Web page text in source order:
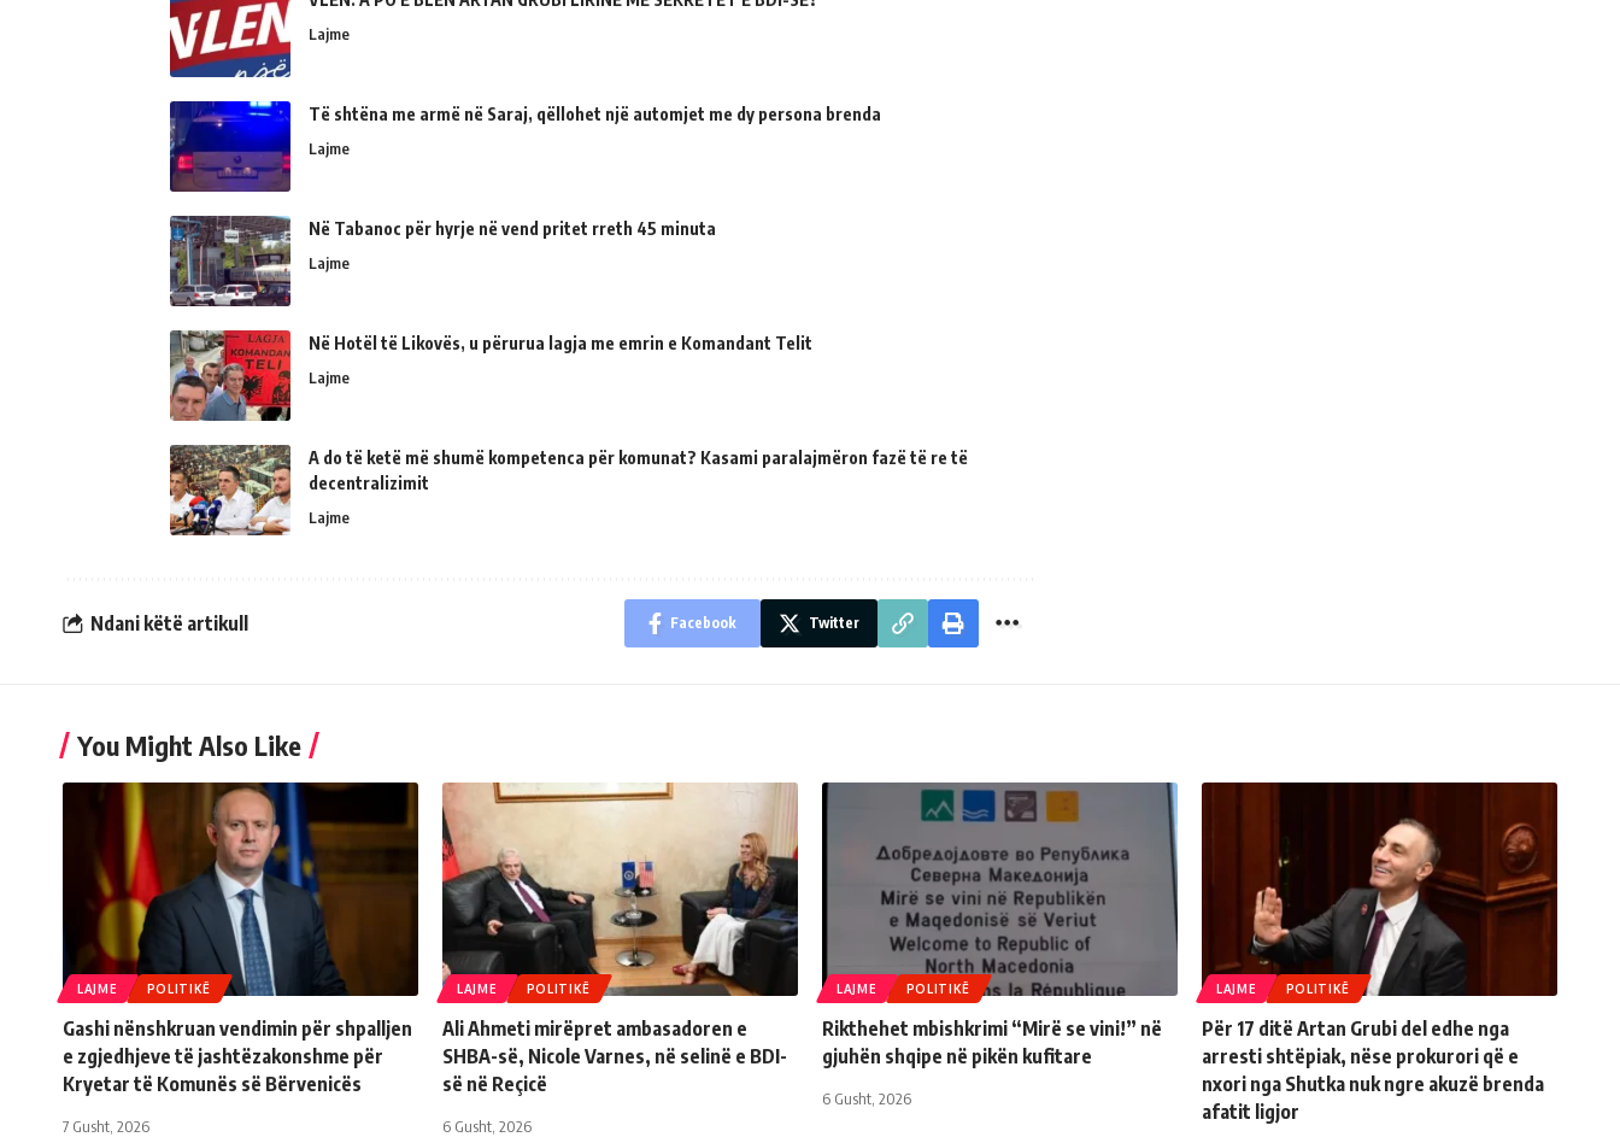
Lajme
Të shtëna me armë në Saraj, qëllohet një automjet me dy persona brenda
Lajme
Në Tabanoc për hyrje në vend pritet rreth 45 minuta
Lajme
Në Hotël të Likovës, u përurua lagja me emrin e Komandant Telit
Lajme
A do të ketë më shumë kompetenca për komunat? Kasami paralajmëron fazë të re të
decentralizimit
Lajme
Ndani këtë artikull Facebook Twitter
You Might Also Like
LAJME POLITIKË
Gashi nënshkruan vendimin për shpalljen
e zgjedhjeve të jashtëzakonshme për
Kryetar të Komunës së Bërvenicës
7 Gusht, 2026
LAJME POLITIKË
Ali Ahmeti mirëpret ambasadoren e
SHBA-së, Nicole Varnes, në selinë e BDI-
së në Reçicë
6 Gusht, 2026
LAJME POLITIKË
Rikthehet mbishkrimi “Mirë se vini!” në
gjuhën shqipe në pikën kufitare
6 Gusht, 2026
LAJME POLITIKË
Për 17 ditë Artan Grubi del edhe nga
arresti shtëpiak, nëse prokurori që e
nxori nga Shutka nuk ngre akuzë brenda
afatit ligjor